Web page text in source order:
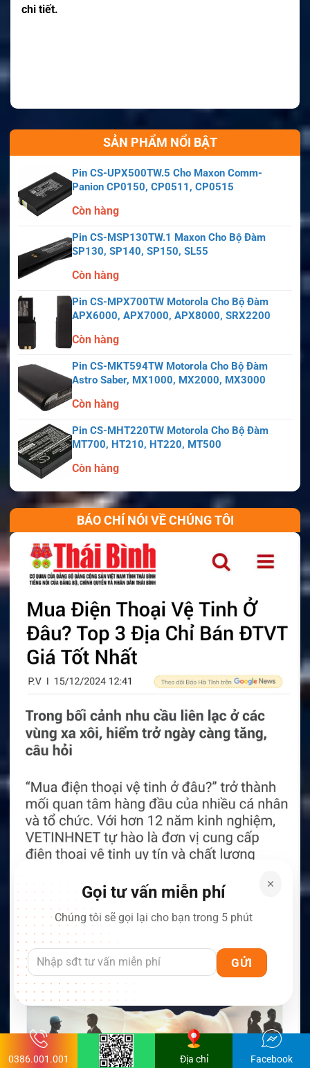
chi tiết.
SẢN PHẨM NỔI BẬT
Pin CS-UPX500TW.5 Cho Maxon Comm-
Panion CP0150, CP0511, CP0515
Còn hàng
Pin CS-MSP130TW.1 Maxon Cho Bộ Đàm
SP130, SP140, SP150, SL55
Còn hàng
Pin CS-MPX700TW Motorola Cho Bộ Đàm
APX6000, APX7000, APX8000, SRX2200
Còn hàng
Pin CS-MKT594TW Motorola Cho Bộ Đàm
Astro Saber, MX1000, MX2000, MX3000
Còn hàng
Pin CS-MHT220TW Motorola Cho Bộ Đàm
MT700, HT210, HT220, MT500
Còn hàng
BÁO CHÍ NÓI VỀ CHÚNG TÔI
Gọi tư vấn miễn phí
Chúng tôi sẽ gọi lại cho bạn trong 5 phút
0386.001.001 Địa chỉ Facebook